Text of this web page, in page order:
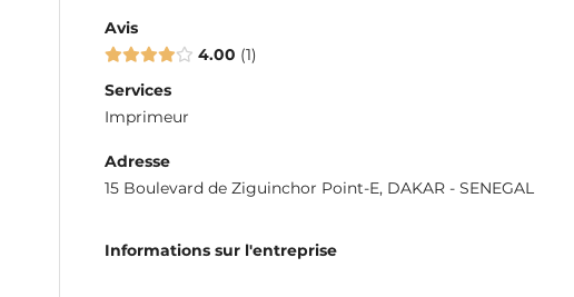
Avis
4.00 1
Services
Imprimeur
Adresse
15 Boulevard de Ziguinchor Point-E, DAKAR - SENEGAL
Informations sur l'entreprise